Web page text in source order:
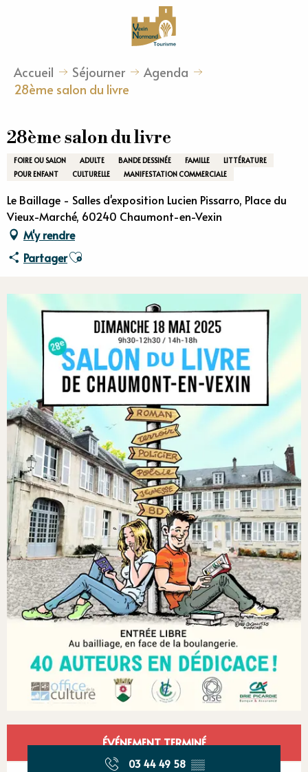
Accueil Séjourner
Agenda
28ème salon du livre
28ème salon du livre
FOIRE OU SALON ADULTE BANDE DESSINÉE FAMILLE
LITTÉRATURE
POUR ENFANT
CULTURELLE MANIFESTATION COMMERCIALE
Le Baillage - Salles d'exposition Lucien Pissarro, Place du
Vieux-Marché, 60240 Chaumont-en-Vexin
M'y rendre
PartagerAjouter aux favoris
Ouverture et coordonnées
ÉVÉNEMENT TERMINÉ
03 44 49 58 ▒▒